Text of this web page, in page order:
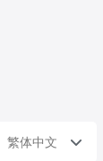
繁体中文